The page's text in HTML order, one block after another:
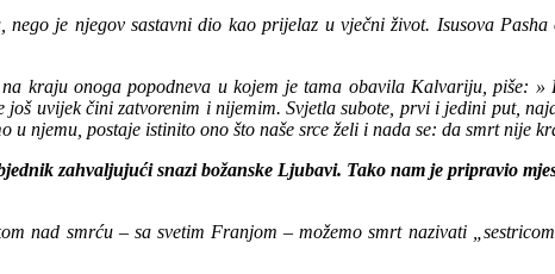
je njegov sastavni dio kao prijelaz u vječni život. Isusova
kraju onoga popodneva u kojem je tama obavila Kalvariju, piše:
uvijek čini zatvorenim i nijemim. Svjetla subote, prvi i jedini put,
njemu, postaje istinito ono što naše srce želi i nada se: da smrt nije
zahvaljujući snazi božanske Ljubavi. Tako nam je pripravio
nad smrću – sa svetim Franjom – možemo smrt nazivati